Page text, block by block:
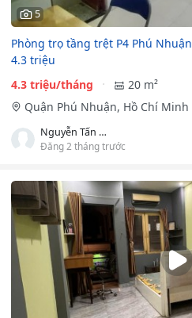
5
Phòng trọ tầng trệt P4 Phú
4.3 triệu
4.3 triệu/tháng
20 m²
Quận Phú Nhuận, Hồ Chí Minh
Nguyễn Tấn Hội
Đăng 2 tháng trước